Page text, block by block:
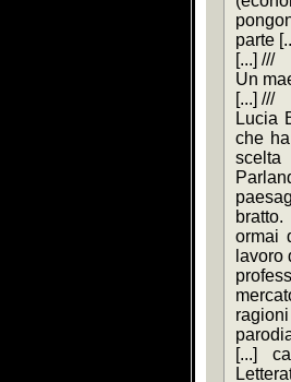
parte
[...] ///
Un
[...] ///
Lucia
che
scelta
ormai
lavoro
[...]